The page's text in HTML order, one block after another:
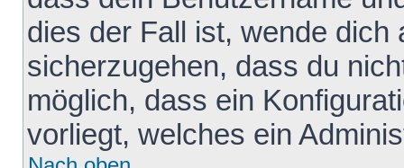
dies der Fall ist, wende dich
sicherzugehen, dass du
möglich, dass ein
vorliegt, welches ein